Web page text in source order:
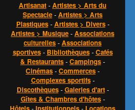
Artisanat - Artistes > Arts du
Spectacle - Artistes > Arts
Plastiques- Artistes > Divers-
Artistes > Musique - Associations
culturelles - Associations
sportives- Bibliothèques- Cafés
& Restaurants - Campings -
Cinémas - Commerces -
Complexes sportifs-
Discothèques- Galeries d'art-
Gîtes & Chambres d'hôtes-